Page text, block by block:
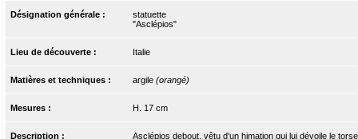
Désignation générale :
statuette
"Asclépios"
Lieu de découverte : Italie
Matières et techniques : argile (orangé)
Mesures : H. 17 cm
Description :
Asclépios debout, vêtu d'un himation qui lui dévoile le